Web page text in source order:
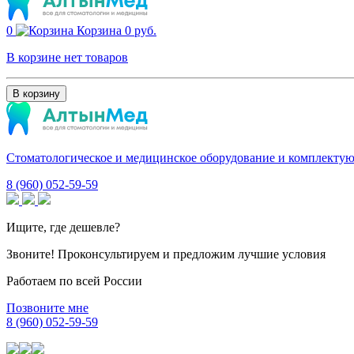
0 Корзина 0 руб.
В корзине нет товаров
В корзину
Стоматологическое и медицинское оборудование и
8 (960) 052-59-59
Ищите, где дешевле?
Звоните! Проконсультируем и предложим лучшие условия
Работаем по всей России
Позвоните мне
8 (960) 052-59-59